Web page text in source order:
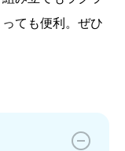
ても便利。ぜひ